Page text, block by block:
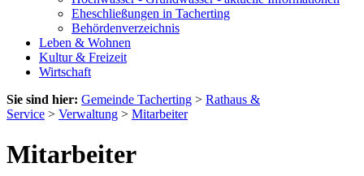
Eheschließungen in Tacherting
Behördenverzeichnis
Leben & Wohnen
Kultur & Freizeit
Wirtschaft
Sie sind hier: Gemeinde Tacherting > Rathaus &
Service > Verwaltung > Mitarbeiter
Mitarbeiter